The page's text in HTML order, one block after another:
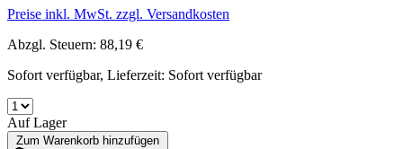
Preise inkl. MwSt. zzgl. Versandkosten
Abzgl. Steuern: 88,19 €
Sofort verfügbar, Lieferzeit: Sofort verfügbar
Auf Lager
Zum Warenkorb hinzufügen